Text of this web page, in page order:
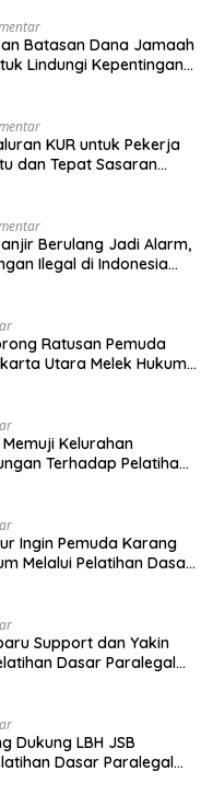
Batasan Dana Jamaah
Lindungi Kepentingan
KUR untuk Pekerja
dan Tepat Sasaran
Berulang Jadi Alarm,
Ilegal di Indonesia
Ratusan Pemuda
Utara Melek Hukum
Memuji Kelurahan
Terhadap Pelatihan
Ingin Pemuda Karang
Melalui Pelatihan Dasar
Support dan Yakin
Dasar Paralegal
Dukung LBH JSB
Dasar Paralegal